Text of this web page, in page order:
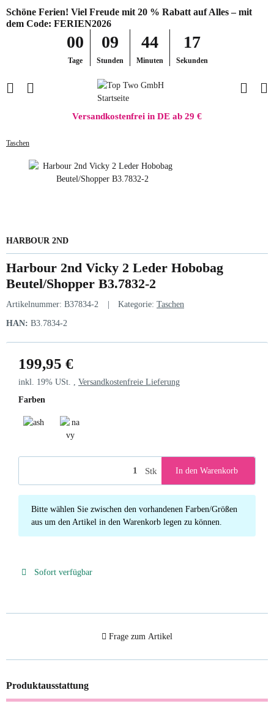
Schöne Ferien! Viel Freude mit 20 % Rabatt auf Alles – mit
dem Code: FERIEN2026
00
Tage
09
Stunden
44
Minuten
17
Sekunden
Versandkostenfrei in DE ab 29 €
Taschen
HARBOUR 2ND
Harbour 2nd Vicky 2 Leder Hobobag
Beutel/Shopper B3.7832-2
Artikelnummer: B37834-2 Kategorie: Taschen
HAN: B3.7834-2
199,95 €
inkl. 19% USt. , Versandkostenfreie Lieferung
Farben
Stk In den Warenkorb
x
Bitte wählen Sie zwischen den vorhandenen Farben/Größen
aus um den Artikel in den Warenkorb legen zu können.
Sofort verfügbar
Frage zum Artikel
Produktausstattung